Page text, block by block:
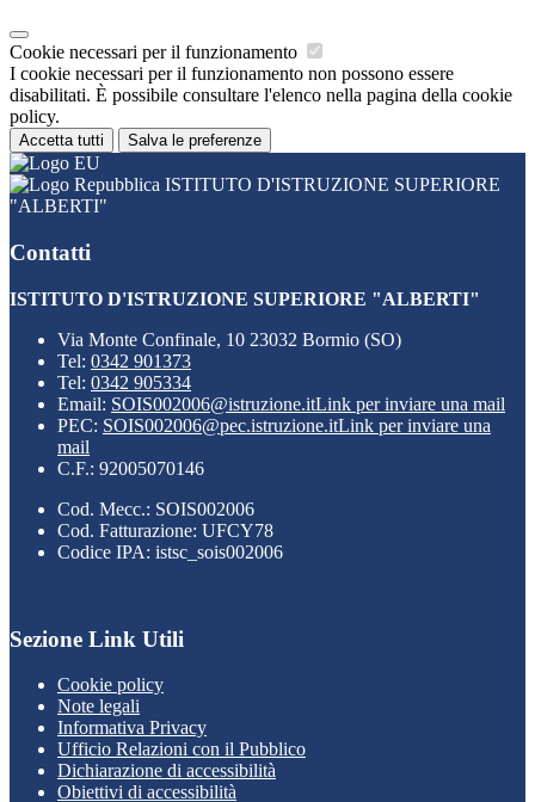
Cookie necessari per il funzionamento
I cookie necessari per il funzionamento non possono essere
disabilitati. È possibile consultare l'elenco nella pagina della cookie
policy.
Accetta tutti Salva le preferenze
ISTITUTO D'ISTRUZIONE SUPERIORE
"ALBERTI"
Contatti
ISTITUTO D'ISTRUZIONE SUPERIORE "ALBERTI"
Via Monte Confinale, 10 23032 Bormio (SO)
Tel: 0342 901373
Tel: 0342 905334
Email: SOIS002006@istruzione.itLink per inviare una mail
PEC: SOIS002006@pec.istruzione.itLink per inviare una
mail
C.F.: 92005070146
Cod. Mecc.: SOIS002006
Cod. Fatturazione: UFCY78
Codice IPA: istsc_sois002006
Sezione Link Utili
Cookie policy
Note legali
Informativa Privacy
Ufficio Relazioni con il Pubblico
Dichiarazione di accessibilità
Obiettivi di accessibilità